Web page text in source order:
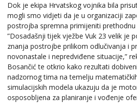
Dok je ekipa Hrvatskog vojnika bila
mogli smo vidjeti da je u organizaciji
postrojba spremna primijeniti prethodnu
”Dosadašnji tijek vježbe Vuk 23 velik je
znanja postrojbe prilikom odlučivanja i
novonastale i nepredviđene situacije,”
Bosančić te otkrio kako rezultati
nadzornog tima na temelju
simulacijskih modela ukazuju da je
osposobljena za planiranje i vođenje